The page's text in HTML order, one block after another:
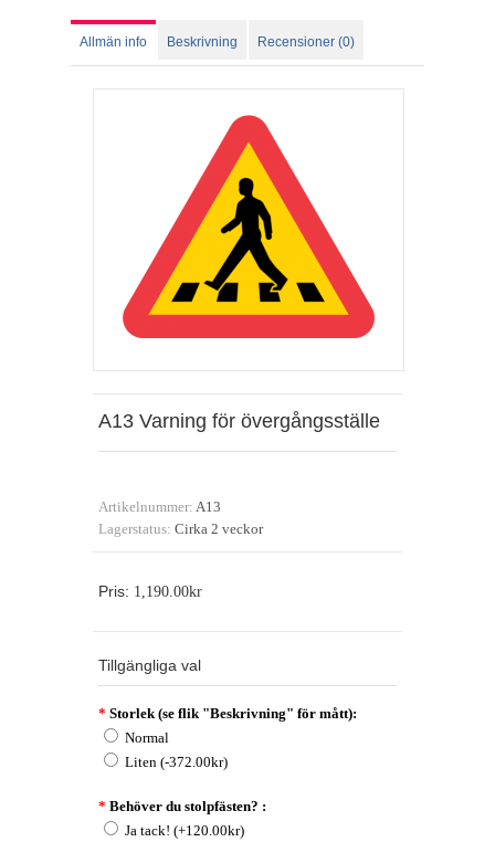
Allmän info Beskrivning Recensioner (0)
A13 Varning för övergångsställe
Artikelnummer: A13
Lagerstatus: Cirka 2 veckor
Pris: 1,190.00kr
Tillgängliga val
* Storlek (se flik "Beskrivning" för mått):
Normal
Liten (-372.00kr)
* Behöver du stolpfästen? :
Ja tack! (+120.00kr)